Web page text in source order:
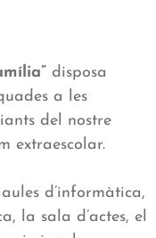
disposa
a les
del nostre
extraescolar.
d’informàtica,
la sala d’actes, el